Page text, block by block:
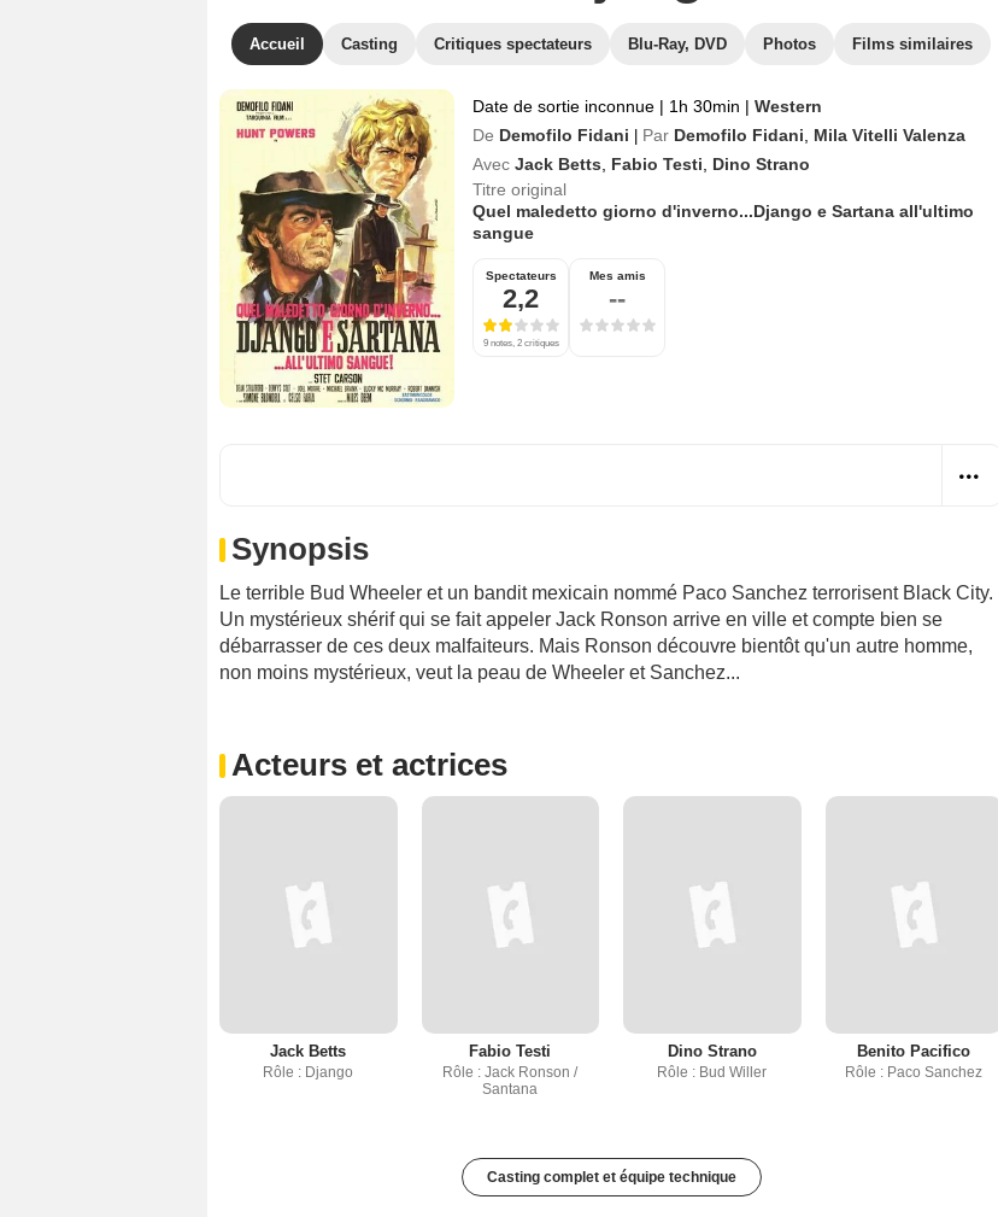
Accueil Casting Critiques spectateurs Blu-Ray, DVD Photos Films similaires
Date de sortie inconnue | 1h 30min | Western
De Demofilo Fidani Par Demofilo Fidani
Mila Vitelli Valenza
Avec Jack Betts Fabio Testi
Dino Strano
Titre original
Quel maledetto giorno d'inverno...Django e Sartana all'ultimo
sangue
Spectateurs
2,2
9 notes, 2 critiques
Mes amis
--
Synopsis
Le terrible Bud Wheeler et un bandit mexicain nommé Paco Sanchez terrorisent Black City.
Un mystérieux shérif qui se fait appeler Jack Ronson arrive en ville et compte bien se
débarrasser de ces deux malfaiteurs. Mais Ronson découvre bientôt qu'un autre homme,
non moins mystérieux, veut la peau de Wheeler et Sanchez...
Acteurs et actrices
Jack Betts
Rôle : Django
Fabio Testi
Rôle : Jack Ronson /
Santana
Dino Strano
Rôle : Bud Willer
Benito Pacifico
Rôle : Paco Sanchez
Casting complet et équipe technique